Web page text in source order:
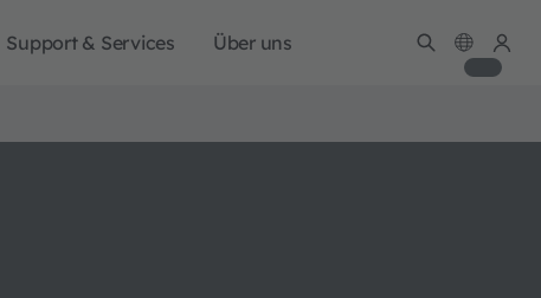
Support & Services Über uns